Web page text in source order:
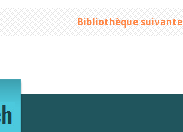
Bibliothèque suivante